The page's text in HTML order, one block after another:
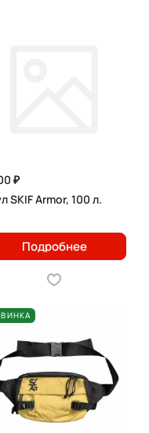
₽
SKIF Armor, 100 л.
Подробнее